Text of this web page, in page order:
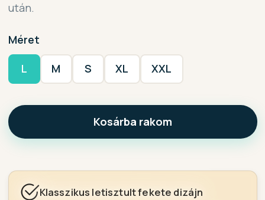
után.
Méret
L M S XL XXL
Kosárba rakom
Klasszikus letisztult fekete dizájn